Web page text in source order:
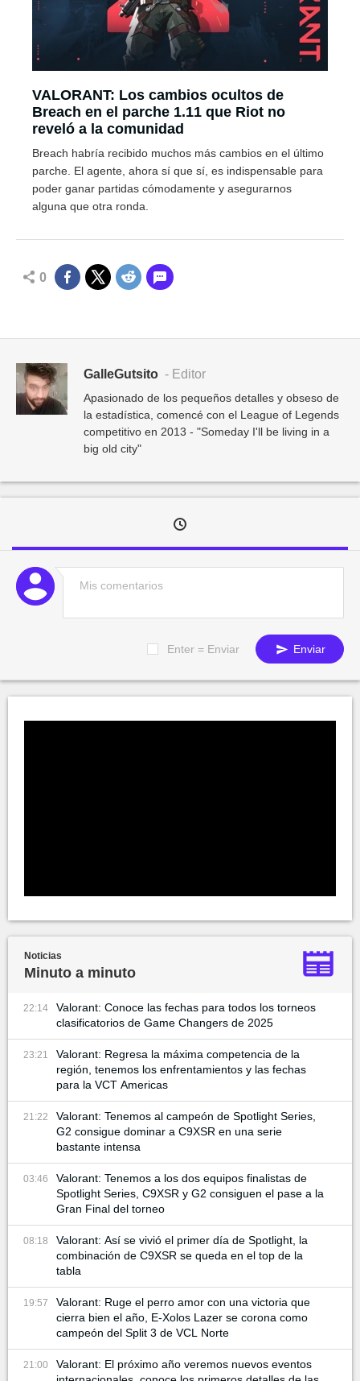
VALORANT: Los cambios ocultos de
Breach en el parche 1.11 que Riot no
reveló a la comunidad
Breach habría recibido muchos más cambios en el último
parche. El agente, ahora sí que sí, es indispensable para
poder ganar partidas cómodamente y asegurarnos
alguna que otra ronda.
0
GalleGutsito - Editor
Apasionado de los pequeños detalles y obseso de
la estadística, comencé con el League of Legends
competitivo en 2013 - "Someday I'll be living in a
big old city"
Enter = Enviar Enviar
Noticias
Minuto a minuto
22:14
Valorant: Conoce las fechas para todos los torneos
clasificatorios de Game Changers de 2025
23:21
Valorant: Regresa la máxima competencia de la
región, tenemos los enfrentamientos y las fechas
para la VCT Americas
21:22
Valorant: Tenemos al campeón de Spotlight Series,
G2 consigue dominar a C9XSR en una serie
bastante intensa
03:46
Valorant: Tenemos a los dos equipos finalistas de
Spotlight Series, C9XSR y G2 consiguen el pase a la
Gran Final del torneo
08:18
Valorant: Así se vivió el primer día de Spotlight, la
combinación de C9XSR se queda en el top de la
tabla
19:57
Valorant: Ruge el perro amor con una victoria que
cierra bien el año, E-Xolos Lazer se corona como
campeón del Split 3 de VCL Norte
21:00
Valorant: El próximo año veremos nuevos eventos